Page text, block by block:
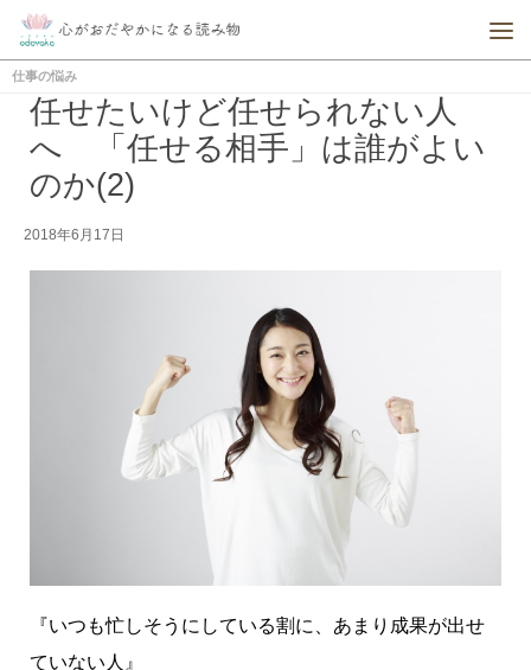
仕事の悩み
任せたいけど任せられない人
へ 「任せる相手」は誰がよい
のか(2)
2018年6月17日
『いつも忙しそうにしている割に、あまり成果が出せ
ていない人』